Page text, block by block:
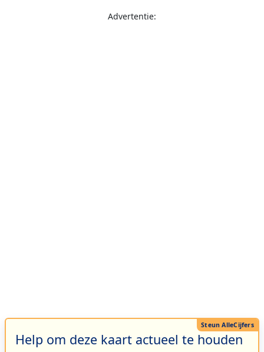
Advertentie:
Help om deze kaart actueel te houden